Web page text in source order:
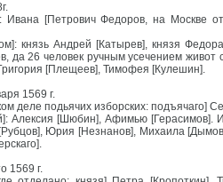
Ивана [Петрович Федоров, на Москве
князь Андрей [Катырев], князя
да 26 человек ручным усечением
[Плещеев], Тимофея [Кулешин].
1569 г.
деле подьячих изборских: подъячаго]
Алексия [Шюбин], Афимью [Герасимов].
Юрия [Незнанов], Михаила
1569 г.